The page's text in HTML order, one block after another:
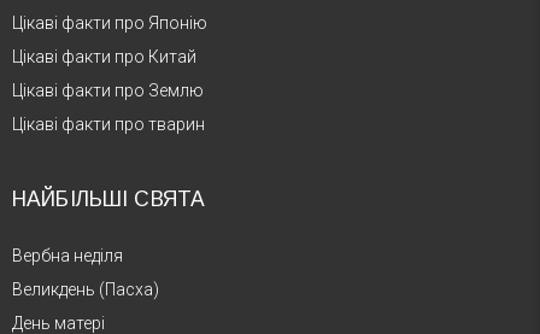
Цікаві факти про Японію
Цікаві факти про Китай
Цікаві факти про Землю
Цікаві факти про тварин
НАЙБІЛЬШІ СВЯТА
Вербна неділя
Великдень (Пасха)
День матері